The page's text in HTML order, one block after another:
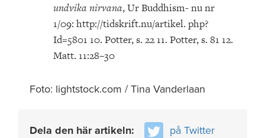
undvika nirvana, Ur Buddhism- nu nr
1/09: http://tidskrift.nu/artikel. php?
Id=5801 10. Potter, s. 22 11. Potter, s. 81 12.
Matt. 11:28–30
Foto: lightstock.com / Tina Vanderlaan
Dela den här artikeln:
på Twitter